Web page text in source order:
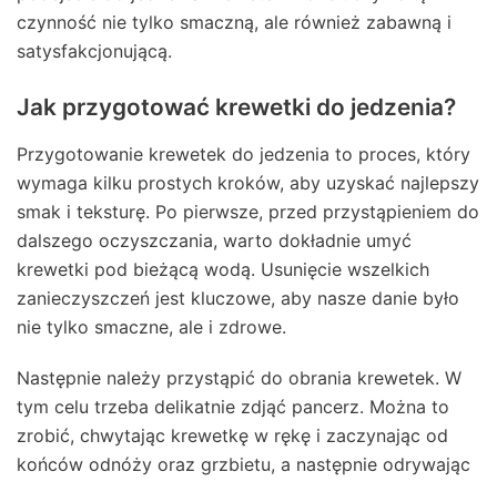
czynność nie tylko smaczną, ale również zabawną i
satysfakcjonującą.
Jak przygotować krewetki do jedzenia?
Przygotowanie krewetek do jedzenia to proces, który
wymaga kilku prostych kroków, aby uzyskać najlepszy
smak i teksturę. Po pierwsze, przed przystąpieniem do
dalszego oczyszczania, warto dokładnie umyć
krewetki pod bieżącą wodą. Usunięcie wszelkich
zanieczyszczeń jest kluczowe, aby nasze danie było
nie tylko smaczne, ale i zdrowe.
Następnie należy przystąpić do obrania krewetek. W
tym celu trzeba delikatnie zdjąć pancerz. Można to
zrobić, chwytając krewetkę w rękę i zaczynając od
końców odnóży oraz grzbietu, a następnie odrywając